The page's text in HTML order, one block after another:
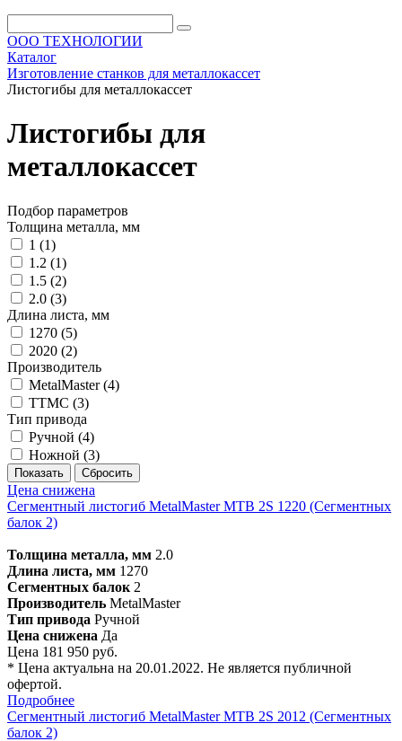
ООО ТЕХНОЛОГИИ
Каталог
Изготовление станков для металлокассет
Листогибы для металлокассет
Листогибы для
металлокассет
Подбор параметров
Толщина металла, мм
1 (1)
1.2 (1)
1.5 (2)
2.0 (3)
Длина листа, мм
1270 (5)
2020 (2)
Производитель
MetalMaster (4)
TTMC (3)
Тип привода
Ручной (4)
Ножной (3)
Цена снижена
Сегментный листогиб MetalMaster MTB 2S 1220 (Сегментных
балок 2)
Толщина металла, мм 2.0
Длина листа, мм 1270
Сегментных балок 2
Производитель MetalMaster
Тип привода Ручной
Цена снижена Да
Цена 181 950 руб.
* Цена актуальна на 20.01.2022. Не является публичной
офертой.
Подробнее
Сегментный листогиб MetalMaster MTB 2S 2012 (Сегментных
балок 2)